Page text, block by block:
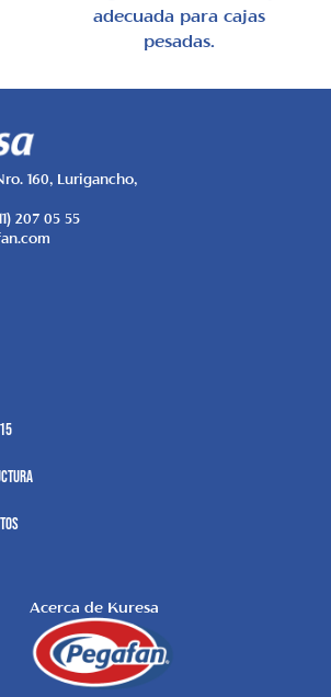
adecuada para cajas
pesadas.
160, Lurigancho,
207 05 55
Acerca de Kuresa